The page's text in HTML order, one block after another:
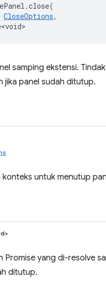
.close(
CloseOptions,
samping ekstensi.
jika panel sudah ditutup.
konteks untuk menutup
Promise yang di-resolve
ditutup.